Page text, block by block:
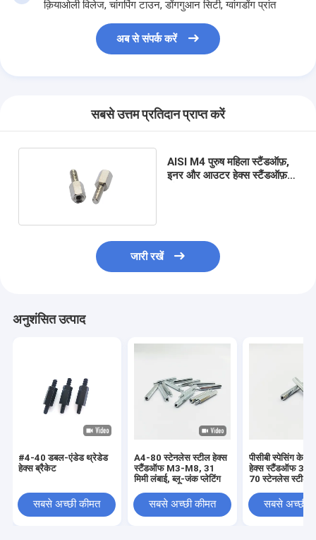
क़ियाओली विलेज, चांगपिंग टाउन, डोंगगुआन सिटी, ग्वांगडोंग प्रांत
अब से संपर्क करें
सबसे उत्तम प्रतिदान प्राप्त करें
AISI M4 पुरुष महिला स्टैंडऑफ़,
इनर और आउटर हेक्स स्टैंडऑफ़
जारी रखें
अनुशंसित उत्पाद
#4-40 डबल-एंडेड थ्रेडेड
हेक्स ब्रैकेट
सबसे अच्छी कीमत
A4-80 स्टेनलेस स्टील हेक्स
स्टैंडऑफ M3-M8, 31
मिमी लंबाई, ब्लू-जंक प्लेटिंग
सबसे अच्छी कीमत
पीसीबी स्पेसिंग के
हेक्स स्टैंडऑफ 31
70 स्टेनलेस स्टील
सबसे अच्छी